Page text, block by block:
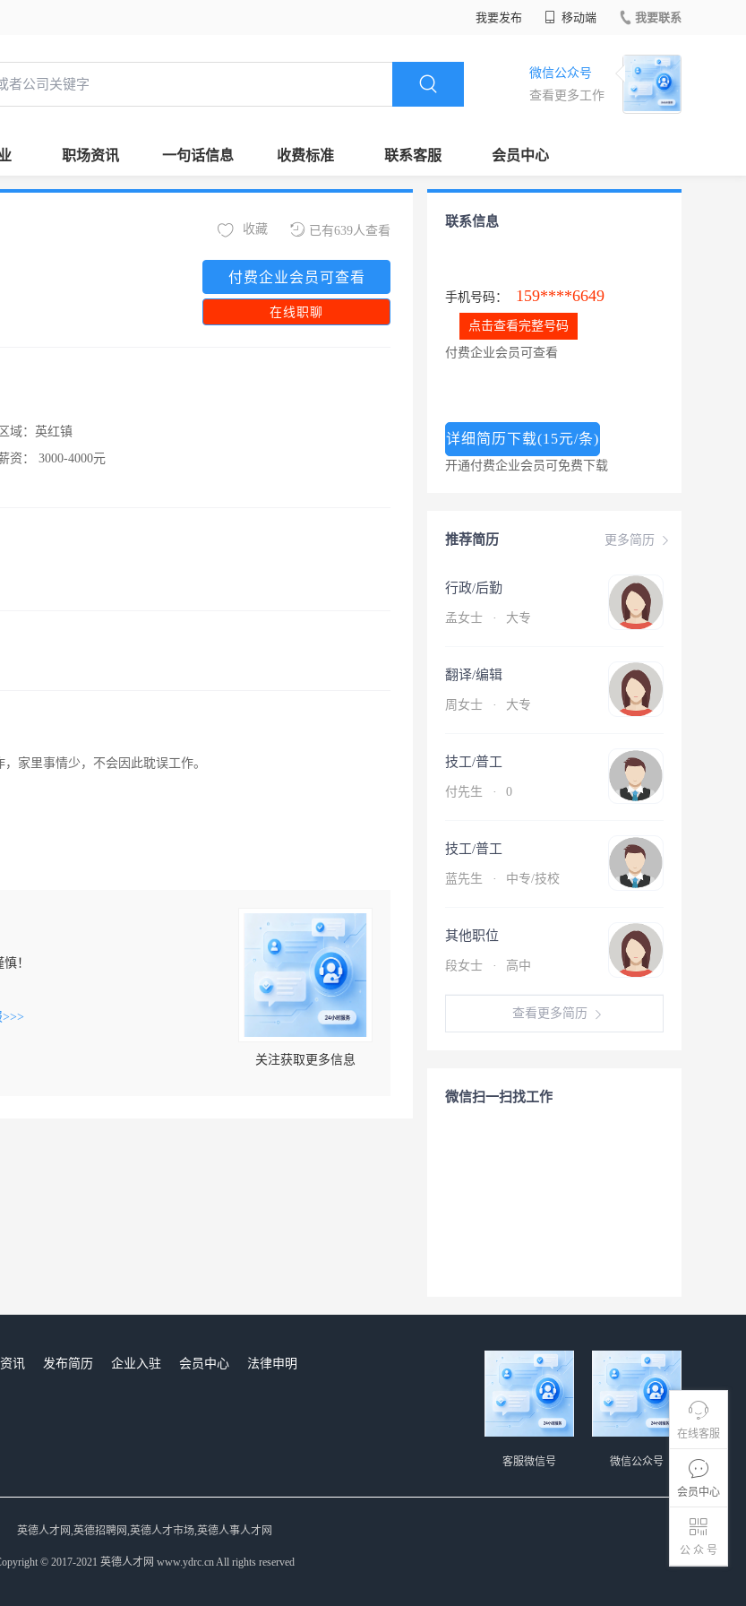
我要发布 移动端 我要联系
微信公众号
查看更多工作
职场资讯 一句话信息 收费标准 联系客服 会员中心
在线客服
会员中心
公 众 号
已有639人查看
收藏
付费企业会员可查看
在线职聊
域： 英红镇
资：
3000-4000元
家里事情少，不会因此耽误工作。
！
关注获取更多信息
联系信息
手机号码： 159****6649
点击查看完整号码
付费企业会员可查看
详细简历下载(15元/条)
开通付费企业会员可免费下载
更多简历
推荐简历
行政/后勤
孟女士 · 大专
翻译/编辑
周女士 · 大专
技工/普工
付先生 · 0
技工/普工
蓝先生 · 中专/技校
其他职位
段女士 · 高中
查看更多简历
微信扫一扫找工作
讯 发布简历 企业入驻 会员中心
法律申明
微信公众号
客服微信号
英德人才网,英德招聘网,英德人才市场,英德人事人才网
© 2017-2021 英德人才网 www.ydrc.cn All rights reserved